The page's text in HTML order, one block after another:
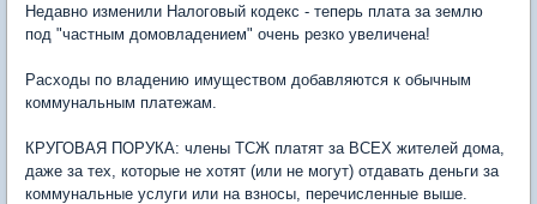
Недавно изменили Налоговый кодекс - теперь плата за землю
под "частным домовладением" очень резко увеличена!
Расходы по владению имуществом добавляются к обычным
коммунальным платежам.
КРУГОВАЯ ПОРУКА: члены ТСЖ платят за ВСЕХ жителей дома,
даже за тех, которые не хотят (или не могут) отдавать деньги за
коммунальные услуги или на взносы, перечисленные выше.